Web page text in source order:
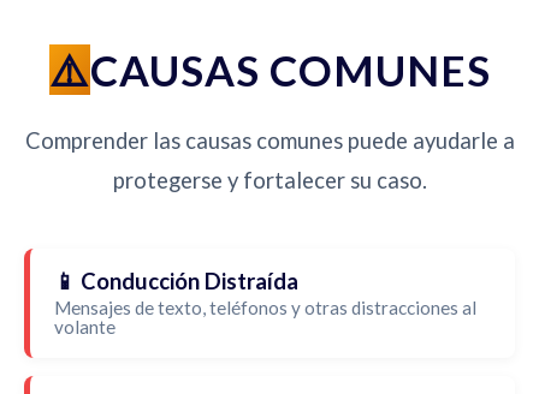
CAUSAS COMUNES
Comprender las causas comunes puede ayudarle a
protegerse y fortalecer su caso.
📱 Conducción Distraída
Mensajes de texto, teléfonos y otras distracciones al
volante